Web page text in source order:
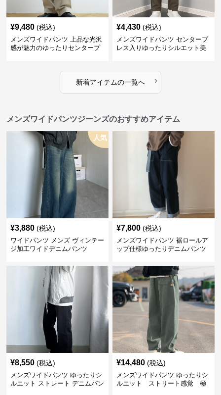
¥9,480 (税込)
メンズワイドパンツ 上品な光沢
感が魅力のゆったりセンタープ
¥4,430 (税込)
メンズワイドパンツ センタープ
レス入りゆったりシルエット美
新着アイテムの一覧へ ›
メンズワイドパンツジーンズのおすすめアイテム
人気
¥3,880 (税込)
ワイドパンツ メンズ ヴィンテー
ジ加工ワイドデニムパンツ
¥7,800 (税込)
メンズワイドパンツ 裾ロールア
ップ仕様ゆったりデニムパンツ
¥8,550 (税込)
メンズワイドパンツ ゆったりシ
ルエット ストレート デニムパン
¥14,480 (税込)
メンズワイドパンツ ゆったりシ
ルエット ストリート感覚 極